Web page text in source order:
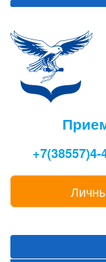
+7(38557)4-